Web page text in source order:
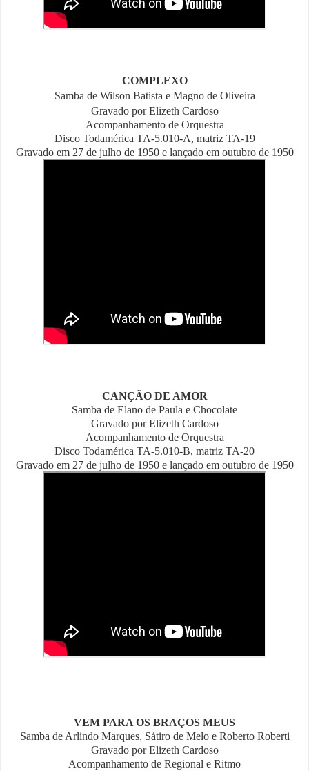
COMPLEXO
Samba de Wilson Batista e Magno de Oliveira
Gravado por Elizeth Cardoso
Acompanhamento de Orquestra
Disco Todamérica TA-5.010-A, matriz TA-19
Gravado em 27 de julho de 1950 e lançado em outubro de 1950
CANÇÃO DE AMOR
Samba de Elano de Paula e Chocolate
Gravado por Elizeth Cardoso
Acompanhamento de Orquestra
Disco Todamérica TA-5.010-B, matriz TA-20
Gravado em 27 de julho de 1950 e lançado em outubro de 1950
VEM PARA OS BRAÇOS MEUS
Samba de Arlindo Marques, Sátiro de Melo e Roberto Roberti
Gravado por Elizeth Cardoso
Acompanhamento de Regional e Ritmo